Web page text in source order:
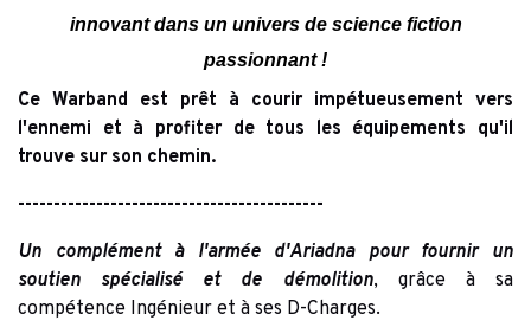
innovant dans un univers de science fiction
passionnant !
Ce Warband est prêt à courir impétueusement vers
l'ennemi et à profiter de tous les équipements qu'il
trouve sur son chemin.
-------------------------------------------
Un complément à l'armée d'Ariadna pour fournir un
soutien spécialisé et de démolition, grâce à sa
compétence Ingénieur et à ses D-Charges.